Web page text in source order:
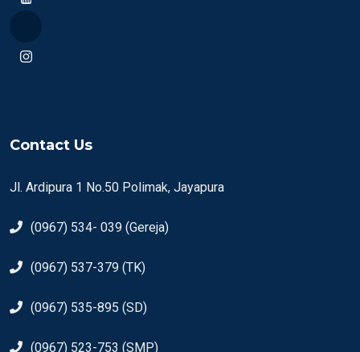
Contact Us
Jl. Ardipura 1 No.50 Polimak, Jayapura
(0967) 534- 039 (Gereja)
(0967) 537-379 (TK)
(0967) 535-895 (SD)
(0967) 523-753 (SMP)